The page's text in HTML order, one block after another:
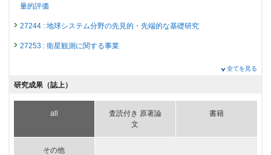
量的評価
27244 : 地球システム分野の先見的・先端的な基礎研究
27253 : 衛星観測に関する事業
26816 : 地域・国・都市規模における人為起源SLCF及びGHG排出量の定
量的評価
全てを見る
研究成果（誌上）
all
査読付き 原著論
文
書籍
その他